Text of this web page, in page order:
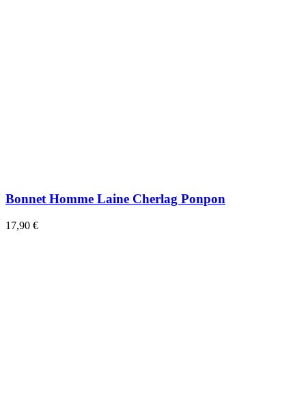
Bonnet Homme Laine Cherlag Ponpon
17,90 €